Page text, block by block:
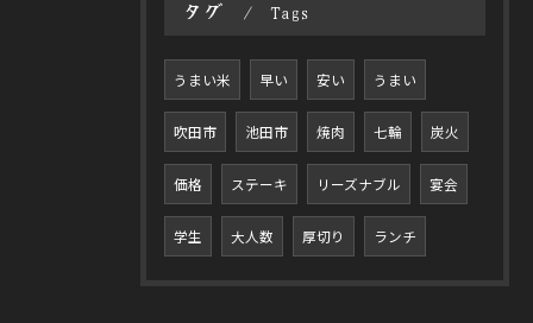
タグ Tags
うまい米 早い 安い うまい
吹田市 池田市 焼肉 七輪 炭火
価格 ステーキ リーズナブル 宴会
学生 大人数 厚切り ランチ